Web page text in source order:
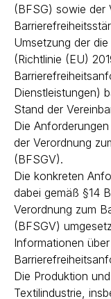
(BFSG) sowie der
Umsetzung der
(Richtlinie (EU)
Dienstleistungen)
Stand der
Die
der Verordnung
(BFSGV).
Die konkreten
dabei gemäß §14
Verordnung zum
(BFSGV)
Informationen
Die Produktion
Textilindustrie,